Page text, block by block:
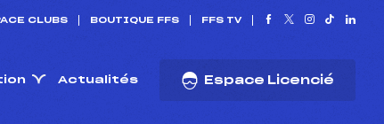
CLUBS BOUTIQUE FFS FFS TV
Actualités Espace Licencié